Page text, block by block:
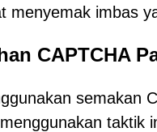
menyemak imbas
CAPTCHA
semakan
taktik